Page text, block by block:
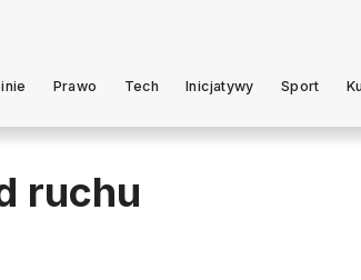
Prawo Tech Inicjatywy Sport
ruchu